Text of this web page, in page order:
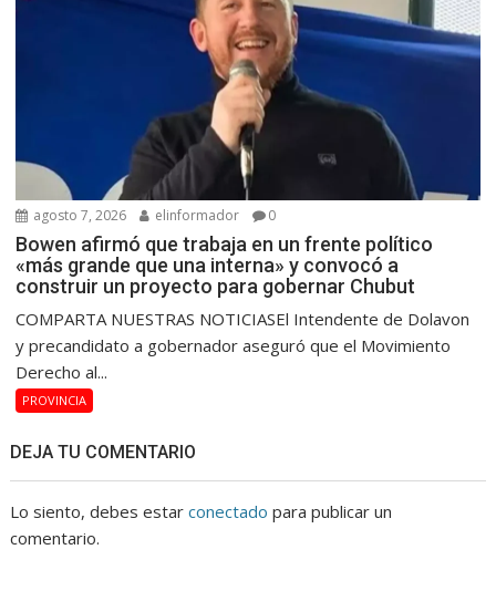
agosto 7, 2026 elinformador 0
Bowen afirmó que trabaja en un frente político
«más grande que una interna» y convocó a
construir un proyecto para gobernar Chubut
COMPARTA NUESTRAS NOTICIASEl Intendente de Dolavon
y precandidato a gobernador aseguró que el Movimiento
Derecho al...
PROVINCIA
DEJA TU COMENTARIO
Lo siento, debes estarconectado para publicar un
comentario.